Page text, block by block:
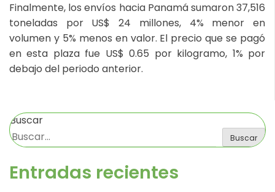
Finalmente, los envíos hacia Panamá sumaron 37,516
toneladas por US$ 24 millones, 4% menor en
volumen y 5% menos en valor. El precio que se pagó
en esta plaza fue US$ 0.65 por kilogramo, 1% por
debajo del periodo anterior.
Buscar
Buscar
Entradas recientes